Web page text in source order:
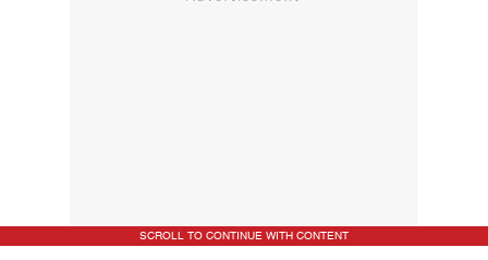
SCROLL TO CONTINUE WITH CONTENT